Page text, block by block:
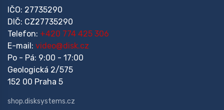
IČO: 27735290
DIČ: CZ27735290
Telefon: +420 774 425 306
E-mail: video@disk.cz
Po - Pá: 9:00 - 17:00
Geologická 2/575
152 00 Praha 5
shop.disksystems.cz